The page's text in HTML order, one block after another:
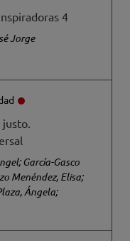
4
Jorge
García-Gasco
Menéndez, Elisa;
Ángela;